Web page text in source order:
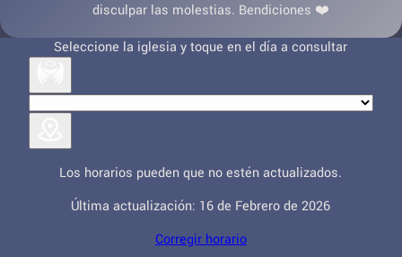
disculpar las molestias. Bendiciones ❤️
Seleccione la iglesia y toque en el día a consultar
Los horarios pueden que no estén actualizados.
Última actualización: 16 de Febrero de 2026
Corregir horario